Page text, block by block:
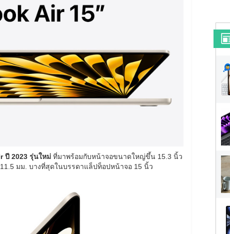
ปี 2023 รุ่นใหม่ ที่มาพร้อมกับหน้าจอขนาดใหญ่ขึ้น 15.3 นิ้ว
มม. บางที่สุดในบรรดาแล็ปท็อปหน้าจอ 15 นิ้ว